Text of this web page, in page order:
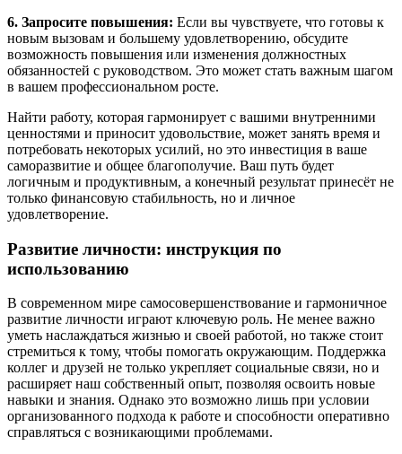
6. Запросите повышения: Если вы чувствуете, что готовы к
новым вызовам и большему удовлетворению, обсудите
возможность повышения или изменения должностных
обязанностей с руководством. Это может стать важным шагом
в вашем профессиональном росте.
Найти работу, которая гармонирует с вашими внутренними
ценностями и приносит удовольствие, может занять время и
потребовать некоторых усилий, но это инвестиция в ваше
саморазвитие и общее благополучие. Ваш путь будет
логичным и продуктивным, а конечный результат принесёт не
только финансовую стабильность, но и личное
удовлетворение.
Развитие личности: инструкция по
использованию
В современном мире самосовершенствование и гармоничное
развитие личности играют ключевую роль. Не менее важно
уметь наслаждаться жизнью и своей работой, но также стоит
стремиться к тому, чтобы помогать окружающим. Поддержка
коллег и друзей не только укрепляет социальные связи, но и
расширяет наш собственный опыт, позволяя освоить новые
навыки и знания. Однако это возможно лишь при условии
организованного подхода к работе и способности оперативно
справляться с возникающими проблемами.